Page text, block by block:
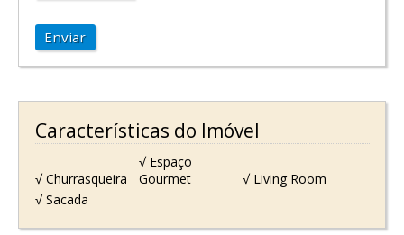
Enviar
Características do Imóvel
√ Churrasqueira
√ Espaço
Gourmet
√ Living Room
√ Sacada